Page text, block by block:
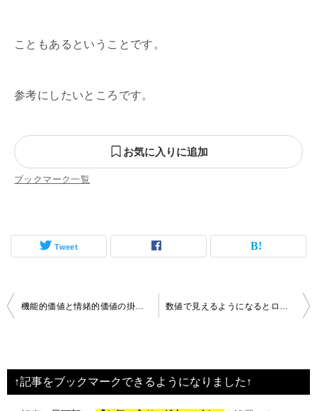
こともあるということです。
参考にしたいところです。
お気に入りに追加
ブックマーク一覧
Tweet
投
ビ
ゲ
↑記事をブックマークできるようになりました↑